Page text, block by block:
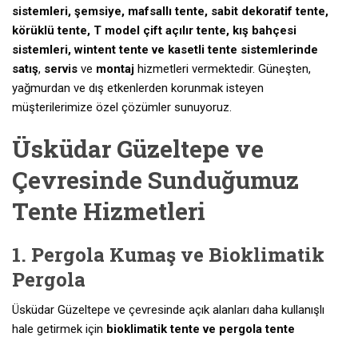
sistemleri, şemsiye, mafsallı tente, sabit dekoratif tente,
körüklü tente, T model çift açılır tente, kış bahçesi
sistemleri, wintent tente ve kasetli tente sistemlerinde
satış, servis ve montaj hizmetleri vermektedir. Güneşten,
yağmurdan ve dış etkenlerden korunmak isteyen
müşterilerimize özel çözümler sunuyoruz.
Üsküdar Güzeltepe ve
Çevresinde Sunduğumuz
Tente Hizmetleri
1. Pergola Kumaş ve Bioklimatik
Pergola
Üsküdar Güzeltepe ve çevresinde açık alanları daha kullanışlı
hale getirmek için bioklimatik tente ve pergola tente